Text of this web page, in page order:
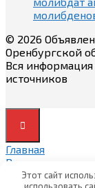
© 2026
Оренбургской
Вся информация
источников
Главная
Вход
ВходЭтот сайт